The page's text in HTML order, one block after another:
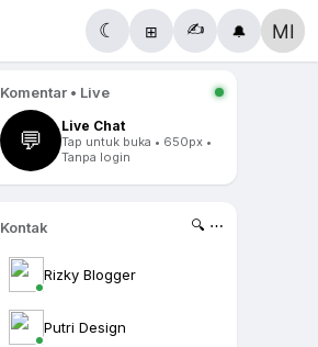
☾ ⊞ ✍️ 🔔
Komentar • Live
💬
Live Chat
Tap untuk buka • 650px •
Tanpa login
Kontak 🔍 ⋯
Rizky Blogger
Putri Design